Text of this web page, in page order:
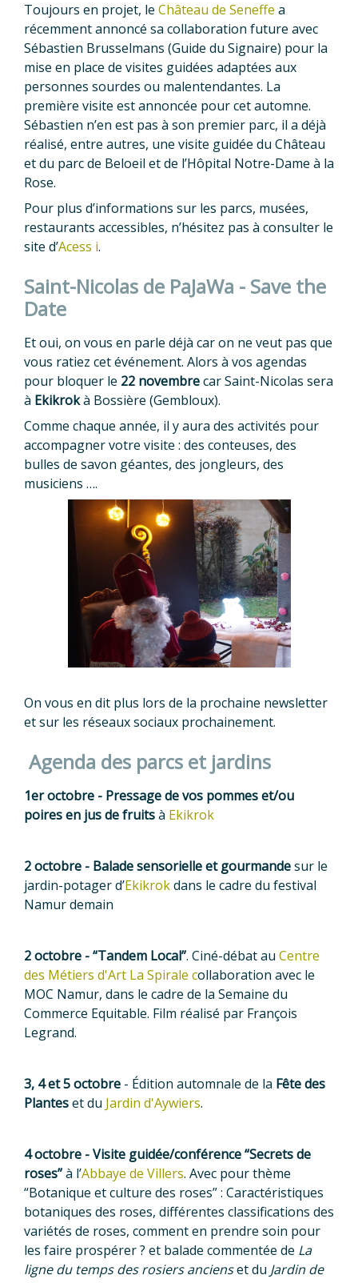
Toujours en projet, le Château de Seneffe a
récemment annoncé sa collaboration future avec
Sébastien Brusselmans (Guide du Signaire) pour la
mise en place de visites guidées adaptées aux
personnes sourdes ou malentendantes. La
première visite est annoncée pour cet automne.
Sébastien n’en est pas à son premier parc, il a déjà
réalisé, entre autres, une visite guidée du Château
et du parc de Beloeil et de l’Hôpital Notre-Dame à la
Rose.
Pour plus d’informations sur les parcs, musées,
restaurants accessibles, n’hésitez pas à consulter le
site d’Acess i.
Saint-Nicolas de PaJaWa - Save the
Date
Et oui, on vous en parle déjà car on ne veut pas que
vous ratiez cet événement. Alors à vos agendas
pour bloquer le 22 novembrecar Saint-Nicolas sera
à Ekikrokà Bossière (Gembloux).
Comme chaque année, il y aura des activités pour
accompagner votre visite : des conteuses, des
bulles de savon géantes, des jongleurs, des
musiciens ….
On vous en dit plus lors de la prochaine newsletter
et sur les réseaux sociaux prochainement.
Agenda des parcs et jardins
1er octobre - Pressage de vos pommes et/ou
poires en jus de fruitsà Ekikrok
2 octobre - Balade sensorielle et gourmandesur le
jardin-potager d’Ekikrokdans le cadre du festival
Namur demain
2 octobre - “Tandem Local”. Ciné-débat au Centre
des Métiers d'Art La Spirale collaboration avec le
MOC Namur, dans le cadre de la Semaine du
Commerce Equitable. Film réalisé par François
Legrand.
3, 4 et 5 octobre - Édition automnale de la Fête des
Planteset du Jardin d'Aywiers.
4 octobre - Visite guidée/conférence “Secrets de
roses”à l’Abbaye de Villers. Avec pour thème
“Botanique et culture des roses” : Caractéristiques
botaniques des roses, différentes classifications des
variétés de roses, comment en prendre soin pour
les faire prospérer ? et balade commentée de La
ligne du temps des rosiers ancienset du Jardin de